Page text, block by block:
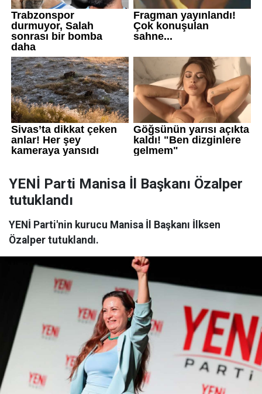
YENİ Parti Manisa İl Başkanı Özalper
tutuklandı
YENİ Parti'nin kurucu Manisa İl Başkanı İlksen
Özalper tutuklandı.